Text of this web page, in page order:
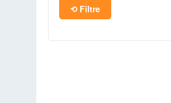
Tablettes
Filtre